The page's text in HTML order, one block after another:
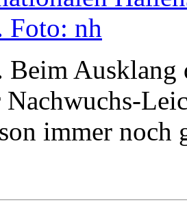
Ausklang
immer noch